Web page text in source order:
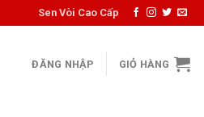
Sen Vòi Cao Cấp
ĐĂNG NHẬP GIỎ HÀNG